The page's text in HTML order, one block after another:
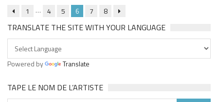
1 … 4 5 6 7 8
TRANSLATE THE SITE WITH YOUR LANGUAGE
Powered by Translate
TAPE LE NOM DE L’ARTISTE